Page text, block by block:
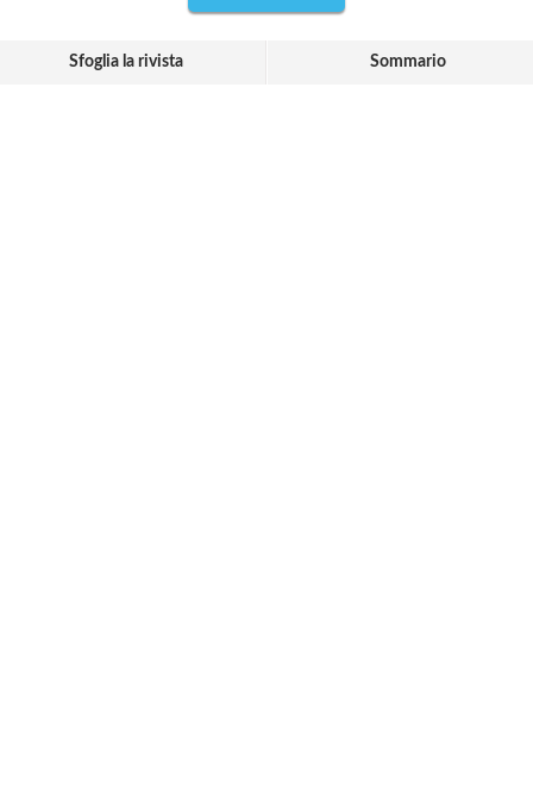
Sfoglia la rivista Sommario